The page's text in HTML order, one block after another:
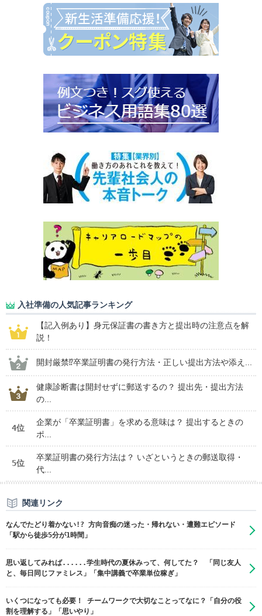
入社準備の人気記事ランキング
【記入例あり】身元保証書の書き方と提出時の注意点を解
説！
開封厳禁⁉卒業証明書の発行方法・正しい提出方法や添え...
健康診断書は開封せずに郵送するの？ 提出先・提出方法
の...
4位
企業が「卒業証明書」を求める意味は？ 提出するときの
ポ...
5位
卒業証明書の発行方法は？ いざというときの郵送取得・
代...
関連リンク
なんでたどり着かない!? 方向音痴の迷った・帰れない・遭難エピソード
「駅から徒歩5分が1時間」
思い返してみれば......学生時代の夏休みって、何してた？ 「同じ友人
と、毎日同じファミレス」「集中講義で卒業単位稼ぎ」
いくつになっても必要！ チームワークで大切なことってなに？「自分の役
割を理解する」「思いやり」